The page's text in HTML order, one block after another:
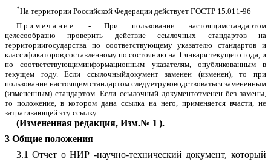
*На территории Российской Федерации действует ГОСТР 15.011-96
Примечание
- При пользовании настоящимстандартом
целесообразно проверить действие ссылочных стандартов на
территориигосударства по соответствующему указателю стандартов и
классификаторов,составленному по состоянию на 1 января текущего года, и
по соответствующиминформационным указателям, опубликованным в
текущем году. Если ссылочныйдокумент заменен (изменен), то при
пользовании настоящим стандартом следуетруководствоваться замененным
(измененным) стандартом. Если ссылочный документотменен без замены,
то положение, в котором дана ссылка на него, применяется вчасти, не
затрагивающей эту ссылку.
(Измененная редакция, Изм.№ 1 ).
3 Общие положения
3.1 Отчет о НИР -научно-технический документ, который